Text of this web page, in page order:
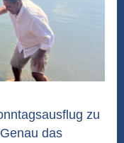
zu
das